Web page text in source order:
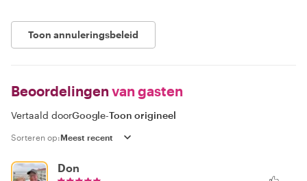
Toon annuleringsbeleid
Beoordelingen van gasten
Vertaald doorGoogle-Toon origineel
Sorteren op:
Don